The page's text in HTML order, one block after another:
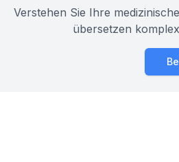
Verstehen Sie Ihre
übersetzen